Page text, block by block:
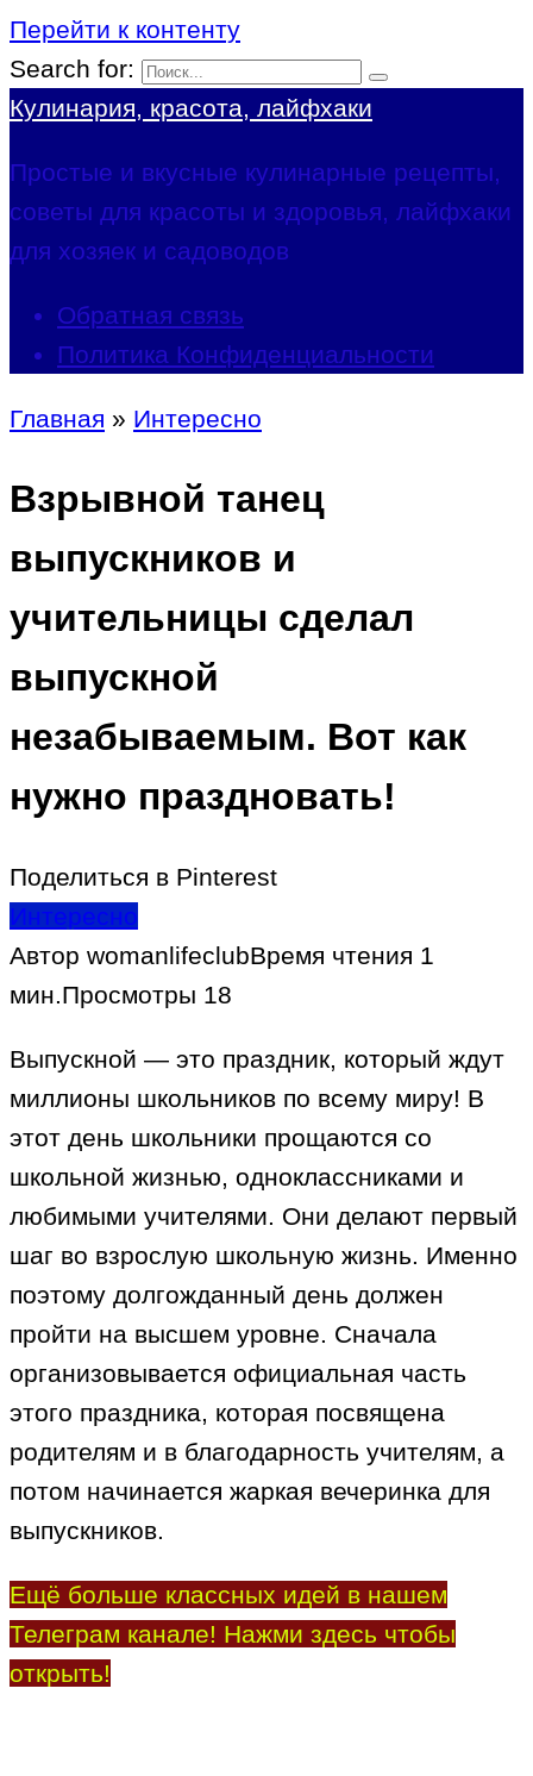
Перейти к контенту
Search for:
Кулинария, красота, лайфхаки
Простые и вкусные кулинарные рецепты,
советы для красоты и здоровья, лайфхаки
для хозяек и садоводов
Обратная связь
Политика Конфиденциальности
Главная » Интересно
Взрывной танец
выпускников и
учительницы сделал
выпускной
незабываемым. Вот как
нужно праздновать!
Поделиться в Pinterest
Интересно
Автор womanlifeclubВремя чтения 1
мин.Просмотры 18
Выпускной — это праздник, который ждут
миллионы школьников по всему миру! В
этот день школьники прощаются со
школьной жизнью, одноклассниками и
любимыми учителями. Они делают первый
шаг во взрослую школьную жизнь. Именно
поэтому долгожданный день должен
пройти на высшем уровне. Сначала
организовывается официальная часть
этого праздника, которая посвящена
родителям и в благодарность учителям, а
потом начинается жаркая вечеринка для
выпускников.
Ещё больше классных идей в нашем
Телеграм канале! Нажми здесь чтобы
открыть!